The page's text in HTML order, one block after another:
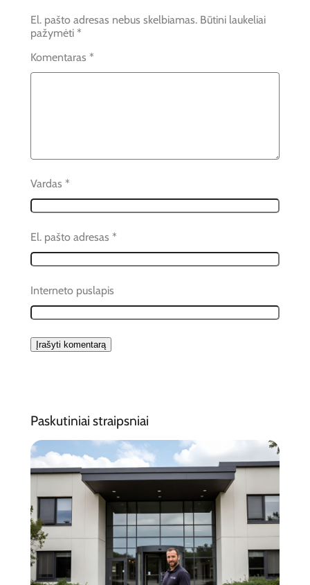
El. pašto adresas nebus skelbiamas. Būtini laukeliai
pažymėti *
Komentaras *
Vardas *
El. pašto adresas *
Interneto puslapis
Paskutiniai straipsniai